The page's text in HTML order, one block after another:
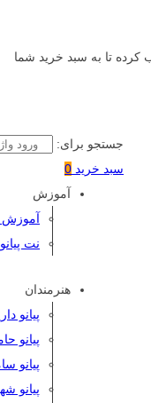
کرده تا به سبد خرید شما
جستجو برای:
سبد خرید 0
آموزش
آموزش
نت پیانو
هنرمندان
پیانو
پیانو
پیانو
پیانو